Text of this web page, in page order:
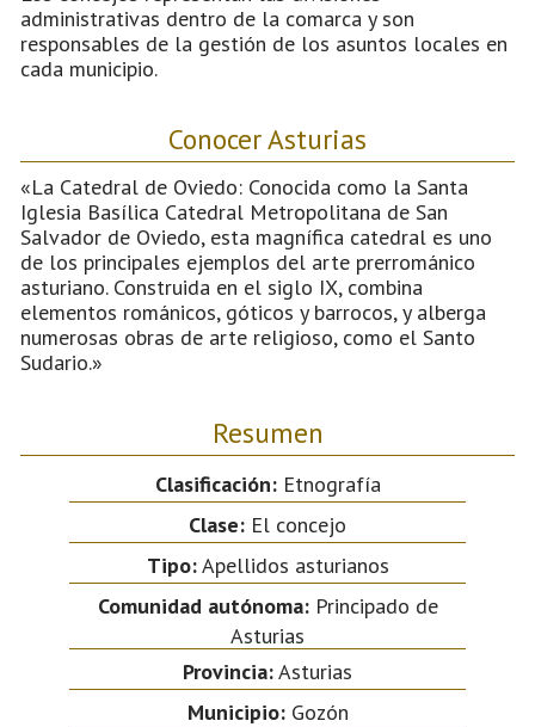
administrativas dentro de la comarca y son
responsables de la gestión de los asuntos locales en
cada municipio.
Conocer Asturias
«La Catedral de Oviedo: Conocida como la Santa
Iglesia Basílica Catedral Metropolitana de San
Salvador de Oviedo, esta magnífica catedral es uno
de los principales ejemplos del arte prerrománico
asturiano. Construida en el siglo IX, combina
elementos románicos, góticos y barrocos, y alberga
numerosas obras de arte religioso, como el Santo
Sudario.»
Resumen
Clasificación:Etnografía
Clase: El concejo
Tipo:Apellidos asturianos
Comunidad autónoma:Principado de
Asturias
Provincia:Asturias
Municipio:Gozón